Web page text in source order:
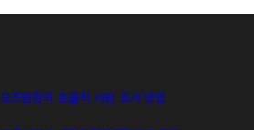
즈탐정의 효율적 사람 조사 방법